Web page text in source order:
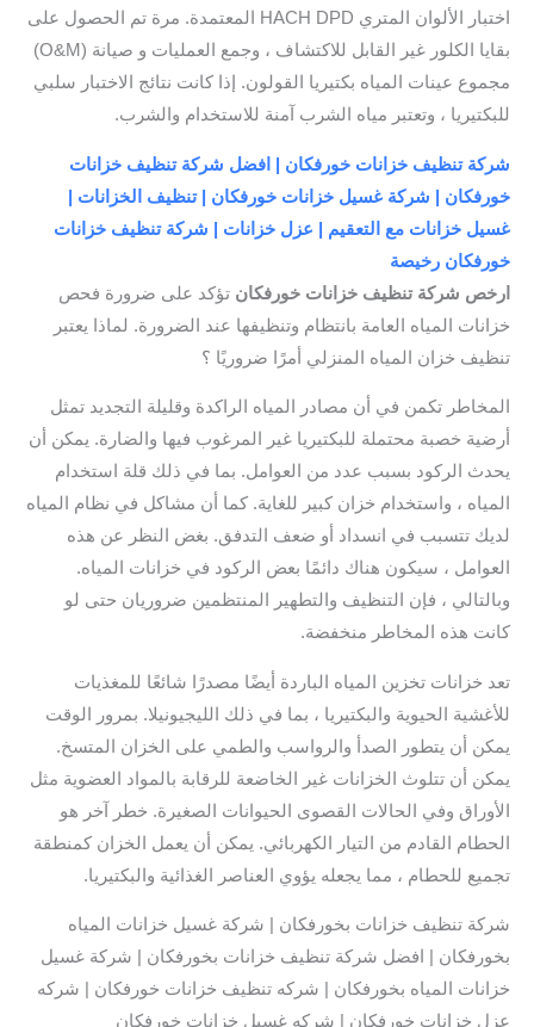
اختبار الألوان المتري HACH DPD المعتمدة. مرة تم الحصول على
بقايا الكلور غير القابل للاكتشاف ، وجمع العمليات و صيانة (O&M)
مجموع عينات المياه بكتيريا القولون. إذا كانت نتائج الاختبار سلبي
للبكتيريا ، وتعتبر مياه الشرب آمنة للاستخدام والشرب.
شركة تنظيف خزانات خورفكان | افضل شركة تنظيف خزانات
خورفكان | شركة غسيل خزانات خورفكان | تنظيف الخزانات |
غسيل خزانات مع التعقيم | عزل خزانات | شركة تنظيف خزانات
خورفكان رخيصة
ارخص شركة تنظيف خزانات خورفكان تؤكد على ضرورة فحص
خزانات المياه العامة بانتظام وتنظيفها عند الضرورة. لماذا يعتبر
تنظيف خزان المياه المنزلي أمرًا ضروريًا ؟
المخاطر تكمن في أن مصادر المياه الراكدة وقليلة التجديد تمثل
أرضية خصبة محتملة للبكتيريا غير المرغوب فيها والضارة. يمكن أن
يحدث الركود بسبب عدد من العوامل. بما في ذلك قلة استخدام
المياه ، واستخدام خزان كبير للغاية. كما أن مشاكل في نظام المياه
لديك تتسبب في انسداد أو ضعف التدفق. بغض النظر عن هذه
العوامل ، سيكون هناك دائمًا بعض الركود في خزانات المياه.
وبالتالي ، فإن التنظيف والتطهير المنتظمين ضروريان حتى لو
كانت هذه المخاطر منخفضة.
تعد خزانات تخزين المياه الباردة أيضًا مصدرًا شائعًا للمغذيات
للأغشية الحيوية والبكتيريا ، بما في ذلك الليجيونيلا. بمرور الوقت
يمكن أن يتطور الصدأ والرواسب والطمي على الخزان المتسخ.
يمكن أن تتلوث الخزانات غير الخاضعة للرقابة بالمواد العضوية مثل
الأوراق وفي الحالات القصوى الحيوانات الصغيرة. خطر آخر هو
الحطام القادم من التيار الكهربائي. يمكن أن يعمل الخزان كمنطقة
تجميع للحطام ، مما يجعله يؤوي العناصر الغذائية والبكتيريا.
شركة تنظيف خزانات بخورفكان | شركة غسيل خزانات المياه
بخورفكان | افضل شركة تنظيف خزانات بخورفكان | شركة غسيل
خزانات المياه بخورفكان | شركه تنظيف خزانات خورفكان | شركه
عزل خزانات خورفكان | شركه غسيل خزانات خورفكان